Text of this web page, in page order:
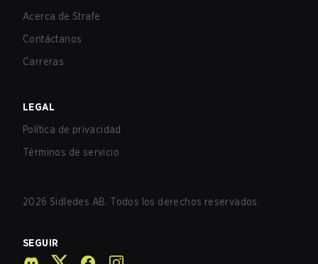
Acerca de Strafe
Contáctanos
Carreras
LEGAL
Política de privacidad
Términos de servicio
2026 Sidledes AB. Todos los derechos reservados.
SEGUIR